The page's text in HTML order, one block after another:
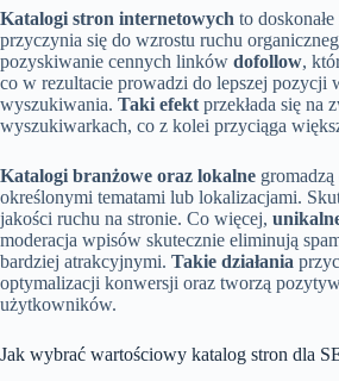
Katalogi stron internetowych to
przyczynia się do wzrostu ruchu
pozyskiwanie cennych linków dofollow,
co w rezultacie prowadzi do lepszej
wyszukiwania. Taki efekt przekłada się na
wyszukiwarkach, co z kolei przyciąga
Katalogi branżowe oraz lokalne
określonymi tematami lub lokalizacjami.
jakości ruchu na stronie. Co więcej,
moderacja wpisów skutecznie eliminują
bardziej atrakcyjnymi. Takie działania
optymalizacji konwersji oraz tworzą
użytkowników.
Jak wybrać wartościowy katalog stron dla